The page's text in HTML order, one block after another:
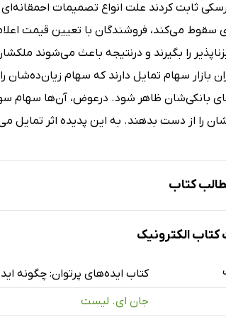
ثابت کردند علت انواع تصمیمات
می‌کند، فروشندگان با تعیین قیمت
را بگیرند و درنتیجه باعث می‌شوند
بازار سهام تمایل دارند که سهام
بانکی‌شان ظاهر شود. درعوض، آن‌ها سهام
را از دست بدهند. به این پدیده اثر تمایل
کتاب
می‌توان ایده‌تان را در مقیاس کلان اجرا کرد؟
الکترونیک
کتاب ایده‌های پرتوان: چگونه
جان ای. لیست